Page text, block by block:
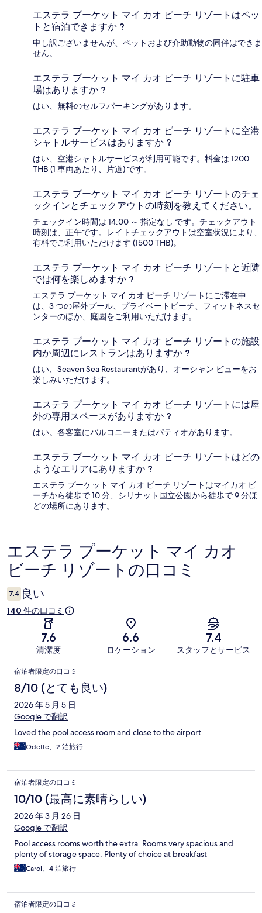
エステラ プーケット マイ カオ ビーチ リゾートはペッ
トと宿泊できますか ?
申し訳ございませんが、ペットおよび介助動物の同伴はできま
せん。
エステラ プーケット マイ カオ ビーチ リゾートに駐車
場はありますか ?
はい、無料のセルフパーキングがあります。
エステラ プーケット マイ カオ ビーチ リゾートに空港
シャトルサービスはありますか ?
はい、空港シャトルサービスが利用可能です。料金は 1200
THB (1 車両あたり、片道) です。
エステラ プーケット マイ カオ ビーチ リゾートのチェ
ックインとチェックアウトの時刻を教えてください。
チェックイン時間は 14:00 ～ 指定なし です。チェックアウト
時刻は、正午です。レイトチェックアウトは空室状況により、
有料でご利用いただけます (1500 THB)。
エステラ プーケット マイ カオ ビーチ リゾートと近隣
では何を楽しめますか ?
エステラ プーケット マイ カオ ビーチ リゾートにご滞在中
は、3 つの屋外プール、プライベートビーチ、フィットネスセ
ンターのほか、庭園をご利用いただけます。
エステラ プーケット マイ カオ ビーチ リゾートの施設
内か周辺にレストランはありますか ?
はい、Seaven Sea Restaurantがあり、オーシャン ビューをお
楽しみいただけます。
エステラ プーケット マイ カオ ビーチ リゾートには屋
外の専用スペースがありますか ?
はい。各客室にバルコニーまたはパティオがあります。
エステラ プーケット マイ カオ ビーチ リゾートはどの
ようなエリアにありますか ?
エステラ プーケット マイ カオ ビーチ リゾートはマイカオ ビ
ーチから徒歩で 10 分、シリナット国立公園から徒歩で 9 分ほ
どの場所にあります。
口
コ
ミ
エステラ プーケット マイ カオ
ビーチ リゾートの口コミ
7.4 良い
140 件の口コミ
7.6
清潔度
6.6
ロケーション
7.4
スタッフとサービス
口
コ
ミ
宿泊者限定の口コミ
8/10 (とても良い)
2026 年 5 月 5 日
Google で翻訳
Loved the pool access room and close to the airport
Odette、2 泊旅行
宿泊者限定の口コミ
10/10 (最高に素晴らしい)
2026 年 3 月 26 日
Google で翻訳
Pool access rooms worth the extra. Rooms very spacious and
plenty of storage space. Plenty of choice at breakfast
Carol、4 泊旅行
宿泊者限定の口コミ